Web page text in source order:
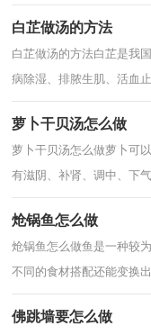
去除干净泥鳅的内脏呢？
白芷做汤的方法
白芷做汤的方法白芷是我
病除湿、排脓生肌、活血
痛、赤白带下、痛疖肿毒
萝卜干贝汤怎么做
萝卜干贝汤怎么做萝卜可
有滋阴、补肾、调中、下
搭配，又会产生怎么样的
炝锅鱼怎么做
炝锅鱼怎么做鱼是一种较
不同的食材搭配还能变换
这种特色做法呢？想要知
佛跳墙要怎么做